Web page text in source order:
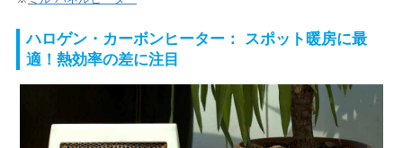
ハロゲン・カーボンヒーター： スポット暖房に最
適！熱効率の差に注目